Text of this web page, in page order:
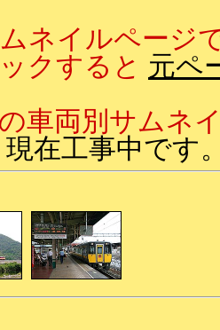
ネイルページ
クすると 元ペ
車両別サム
工事中です